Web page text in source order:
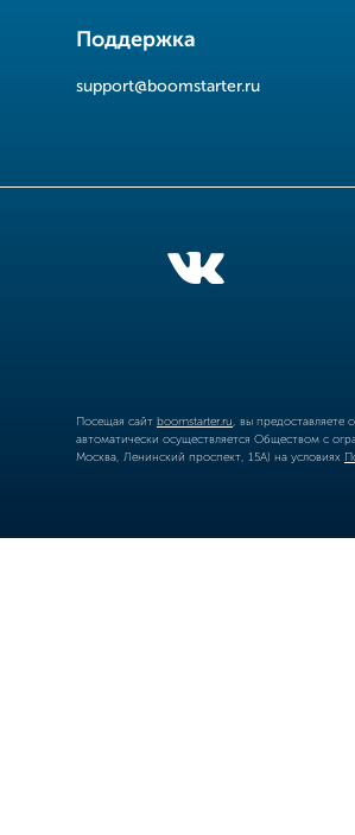
Поддержка
support@boomstarter.ru
Посещая сайт boomstarter.ru , вы
автоматически осуществляется Обществом с
Москва, Ленинский проспект, 15А) на условиях